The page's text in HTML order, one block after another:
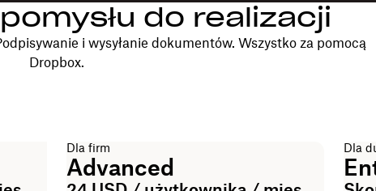
do realizacji
i wysyłanie dokumentów. Wszystko za pomocą
Dropbox.
Dla firm
Advanced
Dla